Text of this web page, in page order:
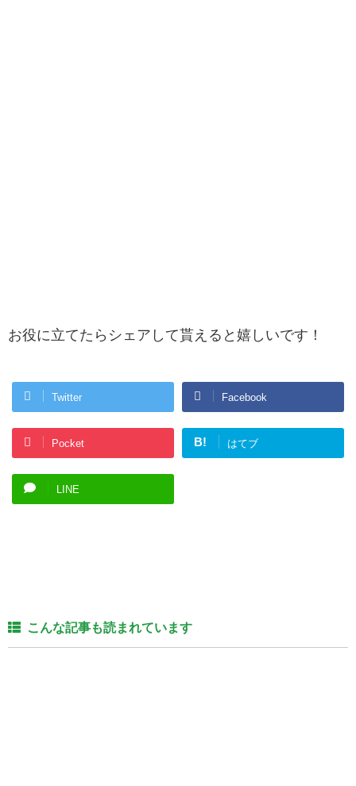
お役に立てたらシェアして貰えると嬉しいです！
Twitter Facebook
Pocket B! はてブ
LINE
こんな記事も読まれています